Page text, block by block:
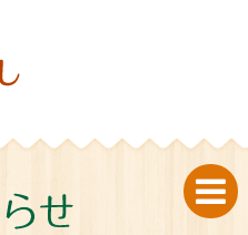
し皮膚は、皮膚のこと
ことなら神山たかはし